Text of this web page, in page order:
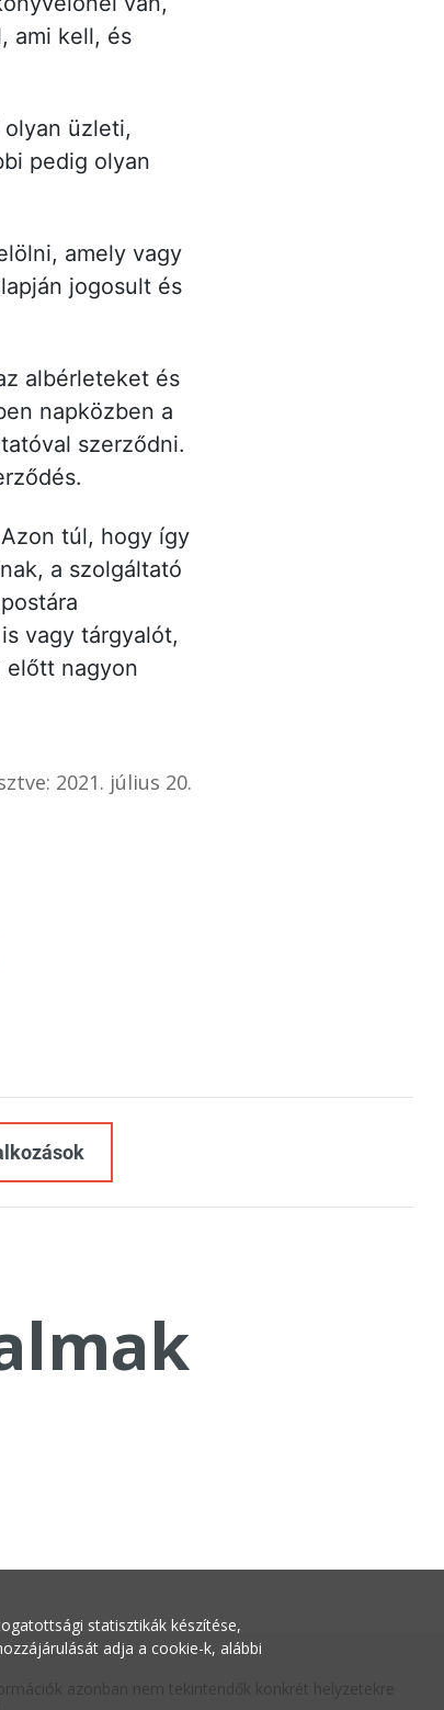
ami kell, és
olyan üzleti,
pedig olyan
amely vagy
jogosult és
albérleteket és
napközben a
szerződni.
túl, hogy így
a szolgáltató
vagy tárgyalót,
előtt nagyon
2021. július 20.
azonban nem tekintendők konkrét helyzetekre
statisztikák készítése,
adja a cookie-k, alábbi